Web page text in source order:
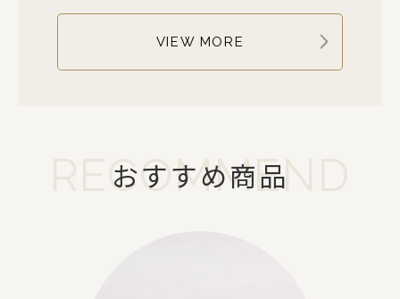
VIEW MORE
RECOMMEND
おすすめ商品